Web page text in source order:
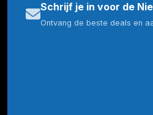
Schrijf je in voor de
Ontvang de beste deals en